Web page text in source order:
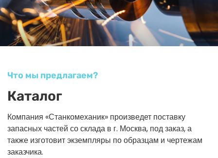
Что мы предлагаем?
Каталог
Компания «Станкомеханик» произведет поставку
запасных частей со склада в г. Москва, под заказ, а
также изготовит экземпляры по образцам и чертежам
заказчика.